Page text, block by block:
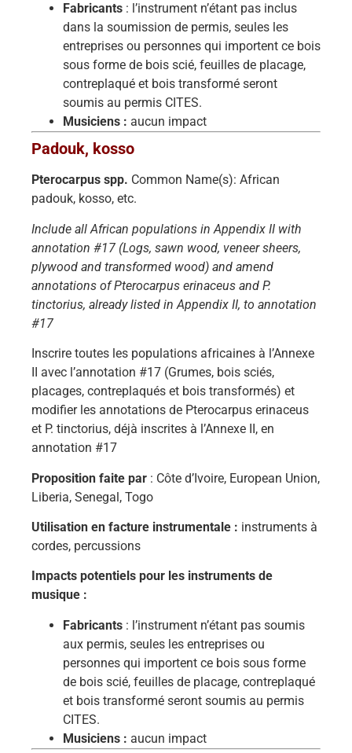
Fabricants : l’instrument n’étant pas inclus
dans la soumission de permis, seules les
entreprises ou personnes qui importent ce bois
sous forme de bois scié, feuilles de placage,
contreplaqué et bois transformé seront
soumis au permis CITES.
Musiciens : aucun impact
Padouk, kosso
Pterocarpus spp. Common Name(s): African
padouk, kosso, etc.
Include all African populations in Appendix II with
annotation #17 (Logs, sawn wood, veneer sheers,
plywood and transformed wood) and amend
annotations of Pterocarpus erinaceus and P.
tinctorius, already listed in Appendix II, to annotation
#17
Inscrire toutes les populations africaines à l’Annexe
II avec l’annotation #17 (Grumes, bois sciés,
placages, contreplaqués et bois transformés) et
modifier les annotations de Pterocarpus erinaceus
et P. tinctorius, déjà inscrites à l’Annexe II, en
annotation #17
Proposition faite par : Côte d’Ivoire, European Union,
Liberia, Senegal, Togo
Utilisation en facture instrumentale : instruments à
cordes, percussions
Impacts potentiels pour les instruments de
musique :
Fabricants : l’instrument n’étant pas soumis
aux permis, seules les entreprises ou
personnes qui importent ce bois sous forme
de bois scié, feuilles de placage, contreplaqué
et bois transformé seront soumis au permis
CITES.
Musiciens : aucun impact